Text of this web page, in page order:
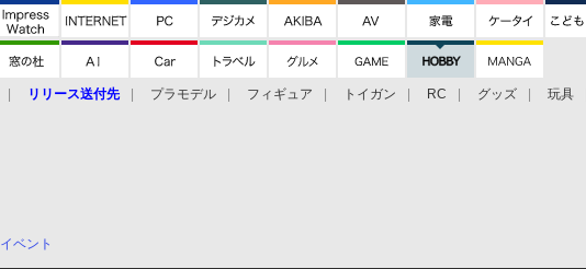
リリース送付先 プラモデル フィギュア トイガン RC グッズ 玩具
イベント